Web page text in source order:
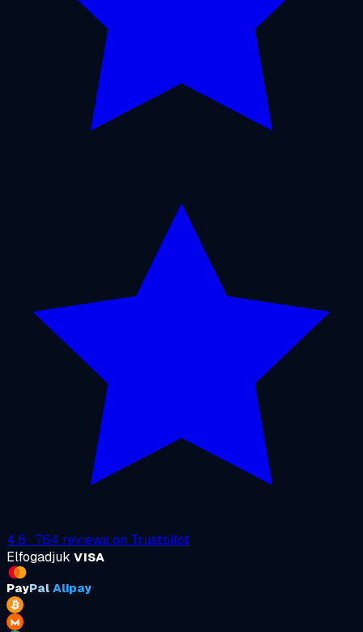
4.6 · 764 reviews on Trustpilot
Elfogadjuk VISA
PayPal Alipay